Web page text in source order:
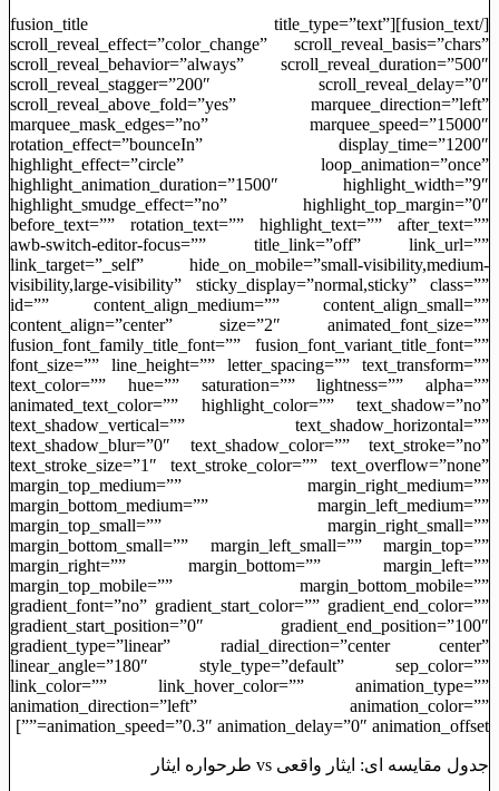
[/fusion_text][fusion_title title_type=”text”
scroll_reveal_effect=”color_change” scroll_reveal_basis=”chars”
scroll_reveal_behavior=”always” scroll_reveal_duration=”500″
scroll_reveal_stagger=”200″ scroll_reveal_delay=”0″
scroll_reveal_above_fold=”yes” marquee_direction=”left”
marquee_mask_edges=”no” marquee_speed=”15000″
rotation_effect=”bounceIn” display_time=”1200″
highlight_effect=”circle” loop_animation=”once”
highlight_animation_duration=”1500″ highlight_width=”9″
highlight_smudge_effect=”no” highlight_top_margin=”0″
before_text=”” rotation_text=”” highlight_text=”” after_text=””
awb-switch-editor-focus=”” title_link=”off” link_url=””
link_target=”_self” hide_on_mobile=”small-visibility,medium-
visibility,large-visibility” sticky_display=”normal,sticky” class=””
id=”” content_align_medium=”” content_align_small=””
content_align=”center” size=”2″ animated_font_size=””
fusion_font_family_title_font=”” fusion_font_variant_title_font=””
font_size=”” line_height=”” letter_spacing=”” text_transform=””
text_color=”” hue=”” saturation=”” lightness=”” alpha=””
animated_text_color=”” highlight_color=”” text_shadow=”no”
text_shadow_vertical=”” text_shadow_horizontal=””
text_shadow_blur=”0″ text_shadow_color=”” text_stroke=”no”
text_stroke_size=”1″ text_stroke_color=”” text_overflow=”none”
margin_top_medium=”” margin_right_medium=””
margin_bottom_medium=”” margin_left_medium=””
margin_top_small=”” margin_right_small=””
margin_bottom_small=”” margin_left_small=”” margin_top=””
margin_right=”” margin_bottom=”” margin_left=””
margin_top_mobile=”” margin_bottom_mobile=””
gradient_font=”no” gradient_start_color=”” gradient_end_color=””
gradient_start_position=”0″ gradient_end_position=”100″
gradient_type=”linear” radial_direction=”center center”
linear_angle=”180″ style_type=”default” sep_color=””
link_color=”” link_hover_color=”” animation_type=””
animation_direction=”left” animation_color=””
animation_speed=”0.3″ animation_delay=”0″ animation_offset=””]
جدول مقایسه ‌ای: ایثار واقعی vs طرحواره ایثار